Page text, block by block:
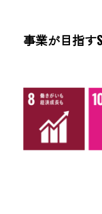
事業が目指す